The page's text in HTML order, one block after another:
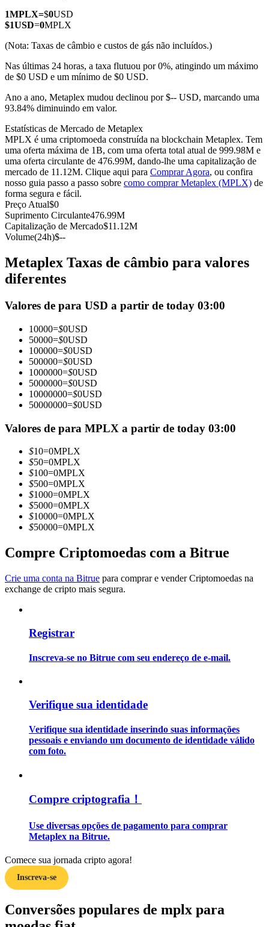
Futuros de USDC
Futuros usando USDC como garantia
Junte-se aos principais traders
Torne-se um Trader de Cópias
Análise de big data, incluindo informações comerciais, etc.
Guia para iniciantes em futuros
Estratégias de negociação
1MPLX=$0USD
$1USD=0MPLX
(Nota: Taxas de câmbio e custos de gás não incluídos.)
Nas últimas 24 horas, a taxa flutuou por 0%, atingindo um máximo
de $0 USD e um mínimo de $0 USD.
Ano a ano, Metaplex mudou declinou por $-- USD, marcando uma
93.84% diminuindo em valor.
Estatísticas de Mercado de Metaplex
MPLX é uma criptomoeda construída na blockchain Metaplex. Tem
uma oferta máxima de 1B, com uma oferta total atual de 999.98M e
uma oferta circulante de 476.99M, dando-lhe uma capitalização de
mercado de 11.12M. Clique aqui para Comprar Agora, ou confira
nosso guia passo a passo sobre como comprar Metaplex (MPLX) de
forma segura e fácil.
Preço Atual$0
Suprimento Circulante476.99M
Capitalização de Mercado$11.12M
Volume(24h)$--
Metaplex Taxas de câmbio para valores
diferentes
Valores de para USD a partir de today 03:00
10000=$0USD
50000=$0USD
100000=$0USD
500000=$0USD
1000000=$0USD
5000000=$0USD
10000000=$0USD
50000000=$0USD
Valores de para MPLX a partir de today 03:00
$10=0MPLX
$50=0MPLX
$100=0MPLX
$500=0MPLX
$1000=0MPLX
$5000=0MPLX
$10000=0MPLX
$50000=0MPLX
Compre Criptomoedas com a Bitrue
Crie uma conta na Bitrue para comprar e vender Criptomoedas na
exchange de cripto mais segura.
Registrar
Inscreva-se no Bitrue com seu endereço de e-mail.
Verifique sua identidade
Verifique sua identidade inserindo suas informações
pessoais e enviando um documento de identidade válido
com foto.
Compre criptografia！
Use diversas opções de pagamento para comprar
Metaplex na Bitrue.
Comece sua jornada cripto agora!
Inscreva-se
Conversões populares de mplx para